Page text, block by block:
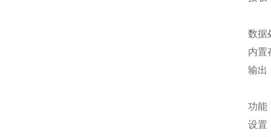
数据
内置
输出
功能
设置